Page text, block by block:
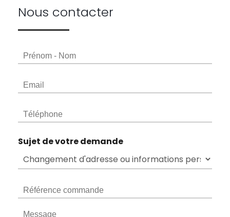
Nous contacter
Sujet de votre demande